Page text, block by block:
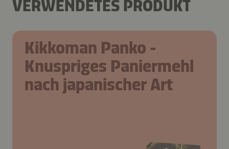
VERWENDETES PRODUKT
Kikkoman Panko -
Knuspriges Paniermehl
nach japanischer Art